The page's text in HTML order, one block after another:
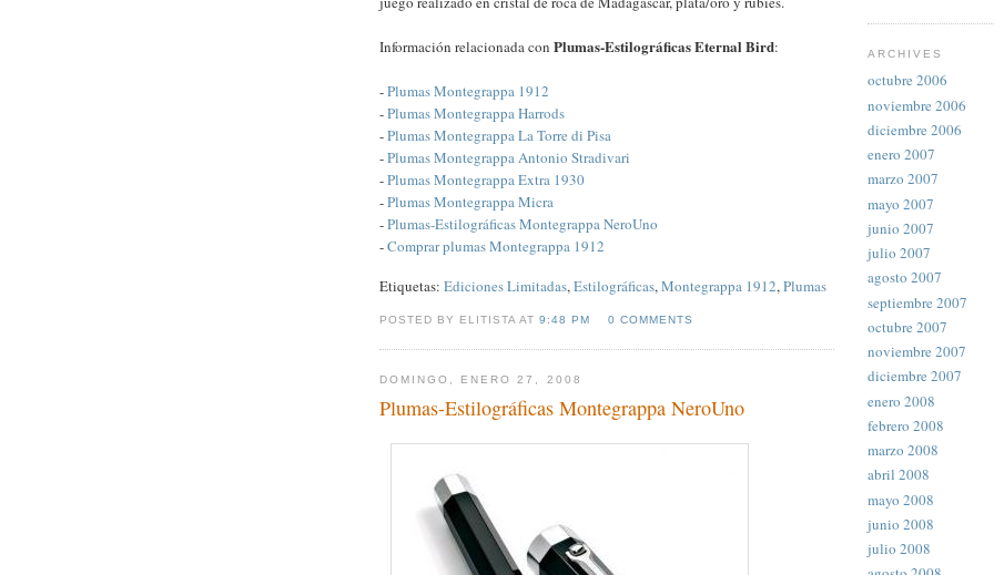
Información relacionada con Plumas-Estilográficas Eternal Bird:
-Plumas Montegrappa 1912
-Plumas Montegrappa Harrods
-Plumas Montegrappa La Torre di Pisa
-Plumas Montegrappa Antonio Stradivari
-Plumas Montegrappa Extra 1930
-Plumas Montegrappa Micra
-Plumas-Estilográficas Montegrappa NeroUno
-Comprar plumas Montegrappa 1912
Etiquetas: Ediciones Limitadas,Estilográficas,Montegrappa 1912,Plumas
POSTED BY ELITISTA AT9:48 PM 0 COMMENTS
DOMINGO, ENERO 27, 2008
Plumas-Estilográficas Montegrappa NeroUno
ARCHIVES
octubre 2006
noviembre 2006
diciembre 2006
enero 2007
marzo 2007
mayo 2007
junio 2007
julio 2007
agosto 2007
septiembre 2007
octubre 2007
noviembre 2007
diciembre 2007
enero 2008
febrero 2008
marzo 2008
abril 2008
mayo 2008
junio 2008
julio 2008